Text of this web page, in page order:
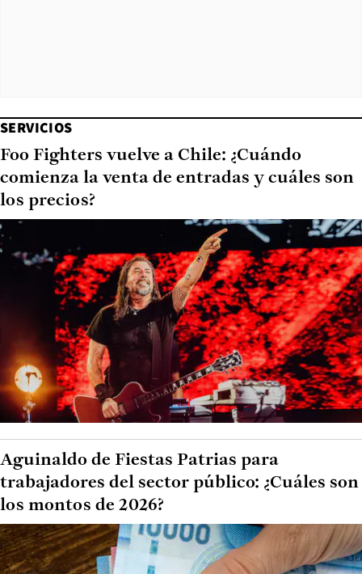
SERVICIOS
Foo Fighters vuelve a Chile: ¿Cuándo
comienza la venta de entradas y cuáles son
los precios?
Aguinaldo de Fiestas Patrias para
trabajadores del sector público: ¿Cuáles son
los montos de 2026?